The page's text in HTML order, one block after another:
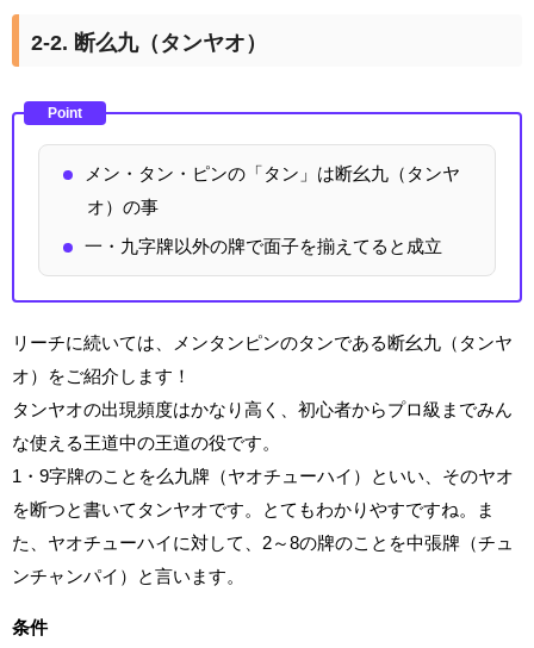
2-2. 断么九（タンヤオ）
Point
メン・タン・ピンの「タン」は断幺九（タンヤ
オ）の事
一・九字牌以外の牌で面子を揃えてると成立
リーチに続いては、メンタンピンのタンである断幺九（タンヤ
オ）をご紹介します！
タンヤオの出現頻度はかなり高く、初心者からプロ級までみん
な使える王道中の王道の役です。
1・9字牌のことを么九牌（ヤオチューハイ）といい、そのヤオ
を断つと書いてタンヤオです。とてもわかりやすですね。ま
た、ヤオチューハイに対して、2～8の牌のことを中張牌（チュ
ンチャンパイ）と言います。
条件